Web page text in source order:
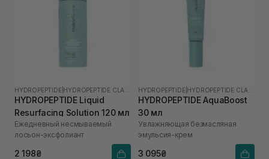
HYDROPEPTIDE
HYDROPEPTIDE Liquid
Resurfacing Solution 120 мл
Ежедневный несмываемый
лосьон-эксфолиант
2 198₴
HYDROPEPTIDE
HYDROPEPTIDE AquaBoost
30 мл
Увлажняющая безмасляная
эмульсия-крем
3 095₴